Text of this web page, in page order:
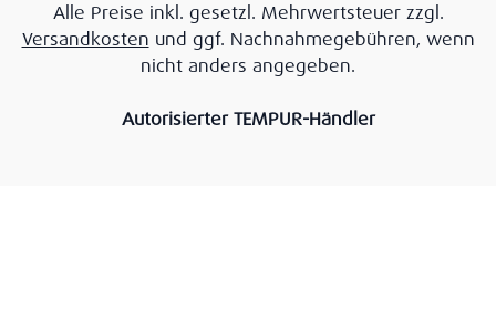
Alle Preise inkl. gesetzl. Mehrwertsteuer zzgl.
Versandkosten und ggf. Nachnahmegebühren, wenn
nicht anders angegeben.
Autorisierter TEMPUR-Händler